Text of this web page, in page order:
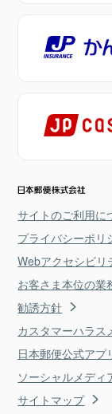
サイトのご利用に
プライバシーポリ
Webアクセシビリ
お客さま本位の業
勧誘方針
カスタマーハラス
日本郵便公式アプ
ソーシャルメディ
サイトマップ